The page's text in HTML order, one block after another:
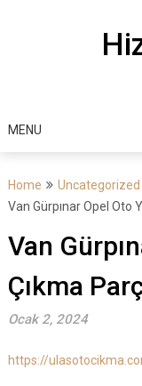
MENU
Home
Uncategorized
Van Gürpınar Opel Oto
Van
Çıkma
Ocak 2, 2024
https://